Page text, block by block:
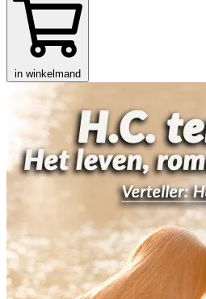
in winkelmand